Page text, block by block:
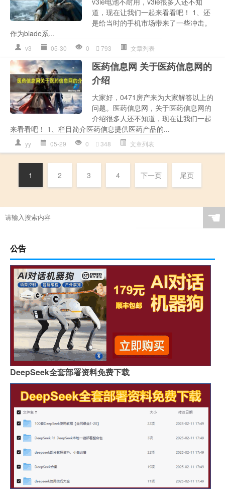
道，现在让我们一起来看看吧！ 1、还
是给当时的手机市场带来了一些冲击。
作为blade系...
v3 05-30 0 793 文章列表
医药信息网 关于医药信息网的
介绍
大家好，0471房产来为大家解答以上的
问题。医药信息网，关于医药信息网的
介绍很多人还不知道，现在让我们一起
来看看吧！ 1、栏目简介医药信息提供医药产品的...
yy 05-29 0 348 文章列表
1 2 3 4 下一页 尾页
☚
公告
DeepSeek全套部署资料免费下载